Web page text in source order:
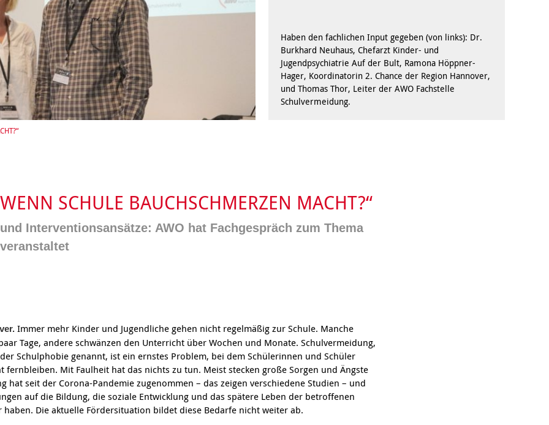
in
Lehrte,
Uetze
für Frauen bei
Gewalt
in der
Hannover
und
Berufssprachkurse
Kommunikation und
Teilhabe
Angebote
Repair Café
Stromsparcheck
Familie
Jugendliche
Ältere Menschen
psychischen
Beeinträchtigungen
Haben den fachlichen Input gegeben (von links): Dr.
Burkhard Neuhaus, Chefarzt Kinder- und
Jugendpsychiatrie Auf der Bult, Ramona Höppner-
Hager, Koordinatorin 2. Chance der Region Hannover,
und Thomas Thor, Leiter der AWO Fachstelle
Schulvermeidung.
SCHULE BAUCHSCHMERZEN MACHT?“
Interventionsansätze: AWO hat Fachgespräch zum Thema
Immer mehr Kinder und Jugendliche gehen nicht regelmäßig zur Schule. Manche
Tage, andere schwänzen den Unterricht über Wochen und Monate. Schulvermeidung,
Schulphobie genannt, ist ein ernstes Problem, bei dem Schülerinnen und Schüler
Mit Faulheit hat das nichts zu tun. Meist stecken große Sorgen und Ängste
hat seit der Corona-Pandemie zugenommen – das zeigen verschiedene Studien – und
auf die Bildung, die soziale Entwicklung und das spätere Leben der betroffenen
haben. Die aktuelle Fördersituation bildet diese Bedarfe nicht weiter ab.